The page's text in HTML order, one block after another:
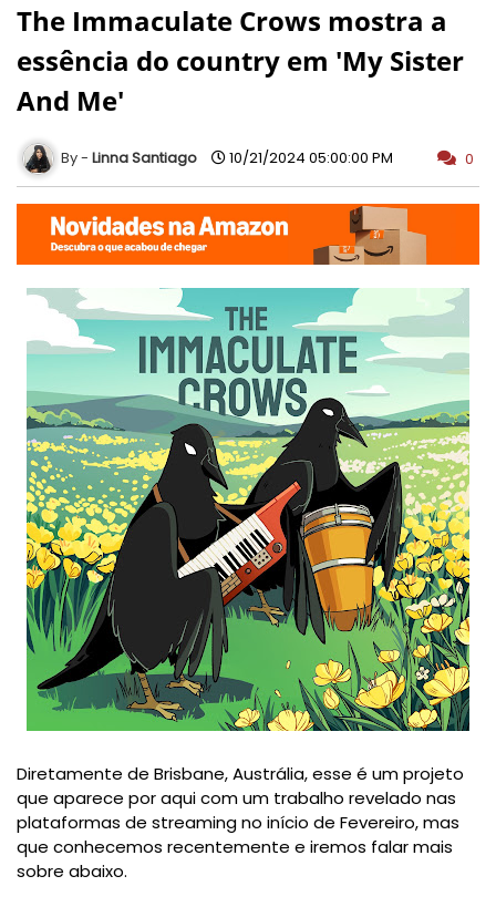
The Immaculate Crows mostra a
essência do country em 'My Sister
And Me'
Linna Santiago 10/21/2024 05:00:00 PM 0
Diretamente de Brisbane, Austrália, esse é um projeto
que aparece por aqui com um trabalho revelado nas
plataformas de streaming no início de Fevereiro, mas
que conhecemos recentemente e iremos falar mais
sobre abaixo.